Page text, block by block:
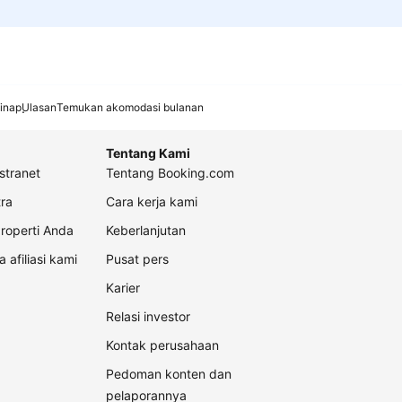
UlasanTemukan akomodasi bulanan
Anda
afiliasi kami
Tentang Kami
Tentang Booking.com
Cara kerja kami
Keberlanjutan
Pusat pers
Karier
Relasi investor
Kontak perusahaan
Pedoman konten dan
pelaporannya